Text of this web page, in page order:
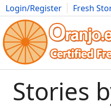
Login/Register Fresh
Movies Anime Music Art
Stories